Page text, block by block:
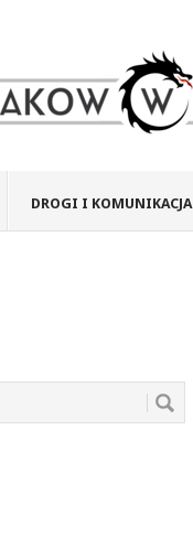
DROGI I KOMUNIKACJA